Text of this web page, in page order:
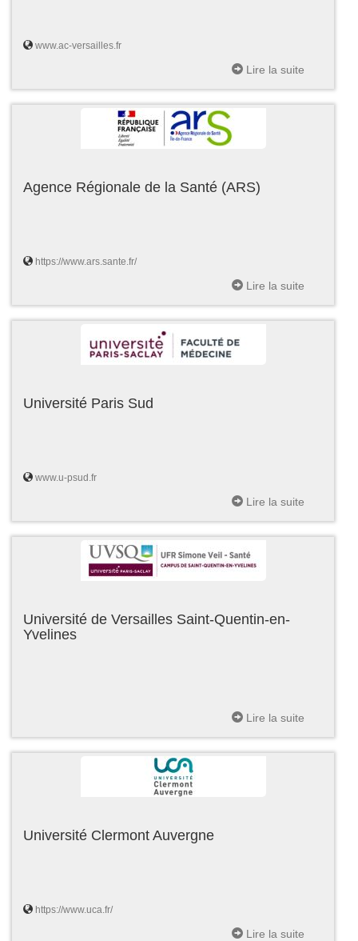
www.ac-versailles.fr
Lire la suite
Agence Régionale de la Santé (ARS)
https://www.ars.sante.fr/
Lire la suite
Université Paris Sud
www.u-psud.fr
Lire la suite
Université de Versailles Saint-Quentin-en-
Yvelines
Lire la suite
Université Clermont Auvergne
https://www.uca.fr/
Lire la suite